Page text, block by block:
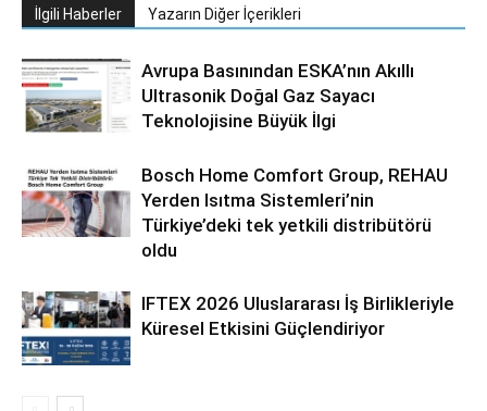
İlgili Haberler Yazarın Diğer İçerikleri
Avrupa Basınından ESKA’nın Akıllı
Ultrasonik Doğal Gaz Sayacı
Teknolojisine Büyük İlgi
Bosch Home Comfort Group, REHAU
Yerden Isıtma Sistemleri’nin
Türkiye’deki tek yetkili distribütörü
oldu
IFTEX 2026 Uluslararası İş Birlikleriyle
Küresel Etkisini Güçlendiriyor